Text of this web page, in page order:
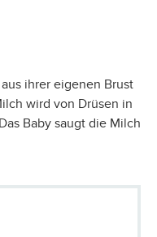
ihrer eigenen Brust
wird von Drüsen in
Baby saugt die Milch